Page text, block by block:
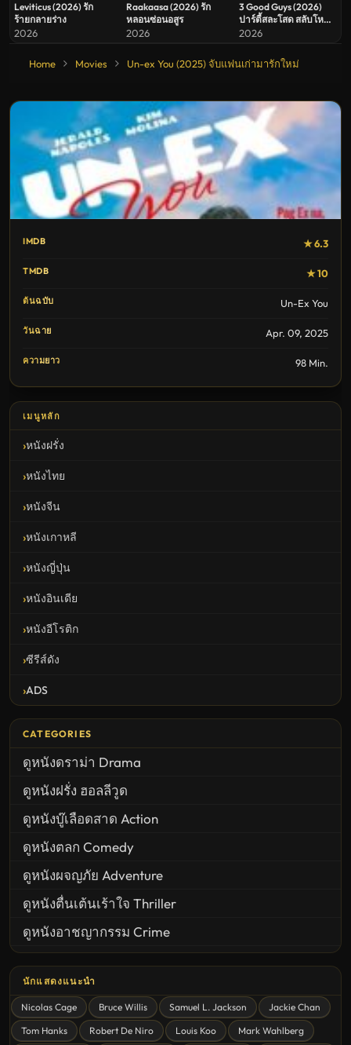
Leviticus (2026) รัก
ร้ายกลายร่าง
2026
Raakaasa (2026) รัก
หลอนซ่อนอสูร
2026
3 Good Guys (2026)
ปาร์ตี้สละโสด สลับโหมด
ข้ามคืน
2026
Home Movies Un-ex You (2025) จับแฟนเก่ามารักใหม่
IMDB ★ 6.3
TMDB ★ 10
ต้นฉบับ Un-Ex You
วันฉาย Apr. 09, 2025
ความยาว 98 Min.
เมนูหลัก
หนังฝรั่ง
หนังไทย
หนังจีน
หนังเกาหลี
หนังญี่ปุ่น
หนังอินเดีย
หนังอีโรติก
ซีรีส์ดัง
ADS
CATEGORIES
ดูหนังดราม่า Drama
ดูหนังฝรั่ง ฮอลลีวูด
ดูหนังบู๊เลือดสาด Action
ดูหนังตลก Comedy
ดูหนังผจญภัย Adventure
ดูหนังตื่นเต้นเร้าใจ Thriller
ดูหนังอาชญากรรม Crime
ดูหนังสยองขวัญ Horror
ดูหนังโรแมนติก Romance
นักแสดงแนะนำ
Nicolas Cage Bruce Willis Samuel L. Jackson
Jackie Chan
Tom Hanks
Robert De Niro Louis Koo
Mark Wahlberg